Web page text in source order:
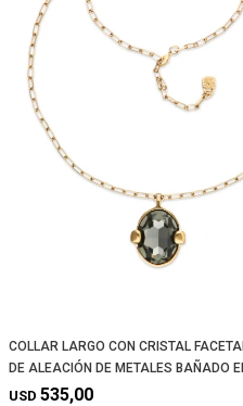
COLLAR LARGO CON CRISTAL
DE ALEACIÓN DE METALES BAÑADO
USD 535,00